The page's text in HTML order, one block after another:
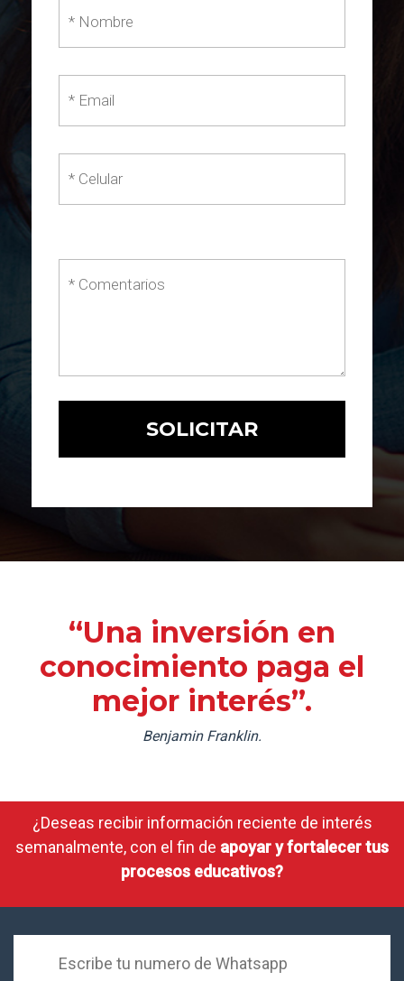
“Una inversión en
conocimiento paga el
mejor interés”.
Benjamin Franklin.
¿Deseas recibir información reciente de interés
semanalmente, con el fin de apoyar y fortalecer tus
procesos educativos?